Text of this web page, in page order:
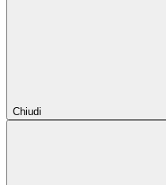
Chiudi